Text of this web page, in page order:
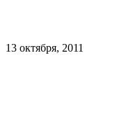
13 октября, 2011